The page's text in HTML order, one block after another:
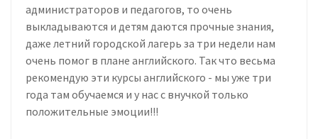
администраторов и педагогов, то очень
выкладываются и детям даются прочные знания,
даже летний городской лагерь за три недели нам
очень помог в плане английского. Так что весьма
рекомендую эти курсы английского - мы уже три
года там обучаемся и у нас с внучкой только
положительные эмоции!!!